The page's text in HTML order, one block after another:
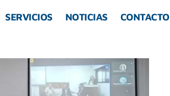
SERVICIOS NOTICIAS CONTACTO